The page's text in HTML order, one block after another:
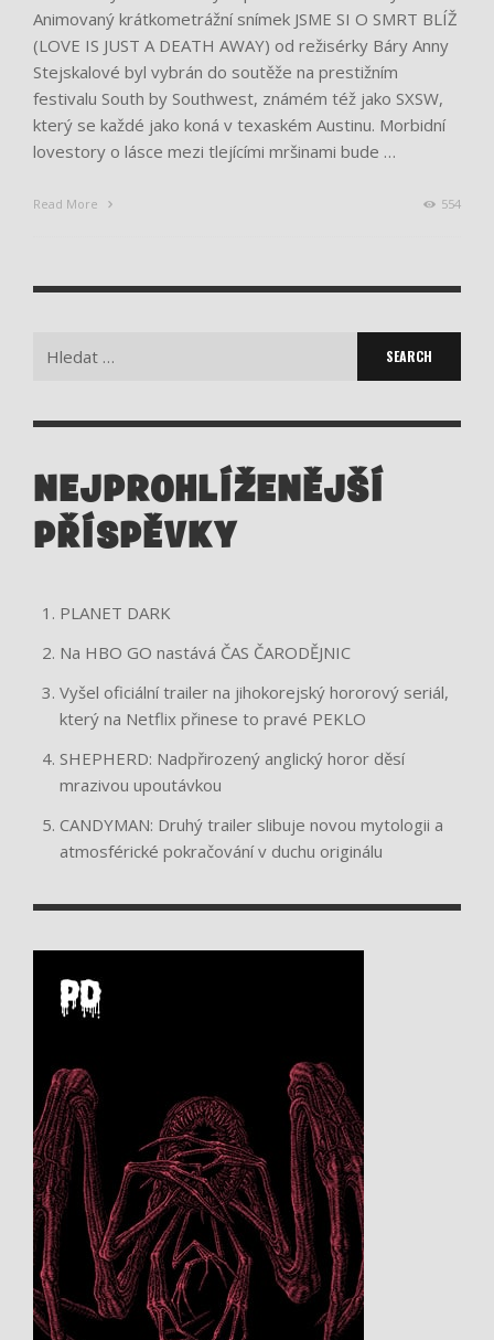
Animovaný krátkometrážní snímek JSME SI O SMRT BLÍŽ
(LOVE IS JUST A DEATH AWAY) od režisérky Báry Anny
Stejskalové byl vybrán do soutěže na prestižním
festivalu South by Southwest, známém též jako SXSW,
který se každé jako koná v texaském Austinu. Morbidní
lovestory o lásce mezi tlejícími mršinami bude …
Read More 554
for:
NEJPROHLÍŽENĚJŠÍ
PŘÍSPĚVKY
PLANET DARK
Na HBO GO nastává ČAS ČARODĚJNIC
Vyšel oficiální trailer na jihokorejský hororový seriál,
který na Netflix přinese to pravé PEKLO
SHEPHERD: Nadpřirozený anglický horor děsí
mrazivou upoutávkou
CANDYMAN: Druhý trailer slibuje novou mytologii a
atmosférické pokračování v duchu originálu